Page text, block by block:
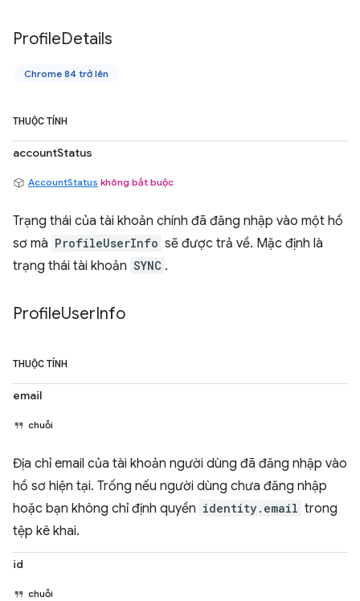
ProfileDetails
Chrome 84 trở lên
THUỘC TÍNH
accountStatus
AccountStatus không bắt buộc
Trạng thái của tài khoản chính đã đăng nhập vào một hồ
sơ mà ProfileUserInfo sẽ được trả về. Mặc định là
trạng thái tài khoản SYNC .
ProfileUserInfo
THUỘC TÍNH
email
chuỗi
Địa chỉ email của tài khoản người dùng đã đăng nhập vào
hồ sơ hiện tại. Trống nếu người dùng chưa đăng nhập
hoặc bạn không chỉ định quyền identity.email trong
tệp kê khai.
id
chuỗi